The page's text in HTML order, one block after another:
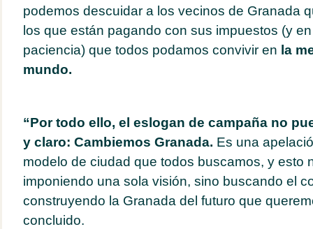
podemos descuidar a los vecinos de Granada
los que están pagando con sus impuestos (y
paciencia) que todos podamos convivir en la
mundo.
“Por todo ello, el eslogan de campaña no
y claro: Cambiemos Granada. Es una
modelo de ciudad que todos buscamos, y esto
imponiendo una sola visión, sino buscando el
construyendo la Granada del futuro que
concluido.